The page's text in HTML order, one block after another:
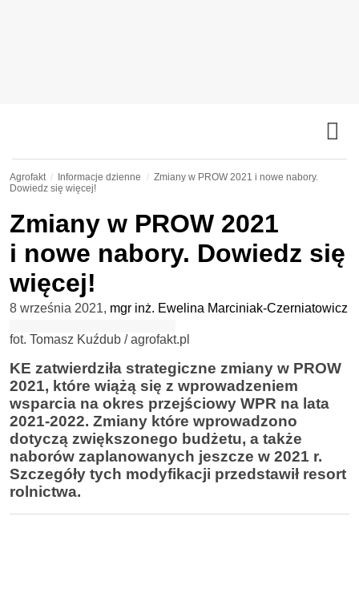
Agrofakt Informacje dzienne
Zmiany w PROW 2021 i nowe nabory.
Dowiedz się więcej!
Zmiany w PROW 2021
i nowe nabory. Dowiedz się
więcej!
8 września 2021, mgr inż. Ewelina Marciniak-Czerniatowicz
fot. Tomasz Kuźdub / agrofakt.pl
KE zatwierdziła strategiczne zmiany w PROW
2021, które wiążą się z wprowadzeniem
wsparcia na okres przejściowy WPR na lata
2021-2022. Zmiany które wprowadzono
dotyczą zwiększonego budżetu, a także
naborów zaplanowanych jeszcze w 2021 r.
Szczegóły tych modyfikacji przedstawił resort
rolnictwa.